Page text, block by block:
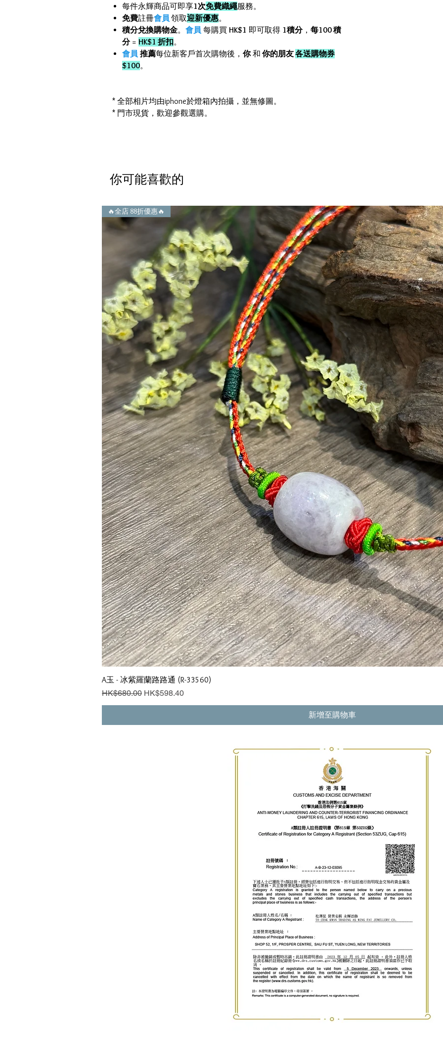
每件永輝商品可即享1次免費織繩服務。
免費註冊會員 領取迎新優惠。
積分兌換購物金。 會員 每購買 HK$1 即可取得 1積分， 每100 積
分= HK$1 折扣。
會員 推薦每位新客戶首次購物後， 你和 你的朋友各送購物券
$100。
* 全部相片均由iphone於燈箱內拍攝，並無修圖。
* 門市現貨，歡迎參觀選購。
你可能喜歡的
🔥全店 88折優惠🔥
A玉 - 冰紫羅蘭路路通 (R-33560)
一般價格
HK$680.00 促銷價格
HK$598.40
新增至購物車